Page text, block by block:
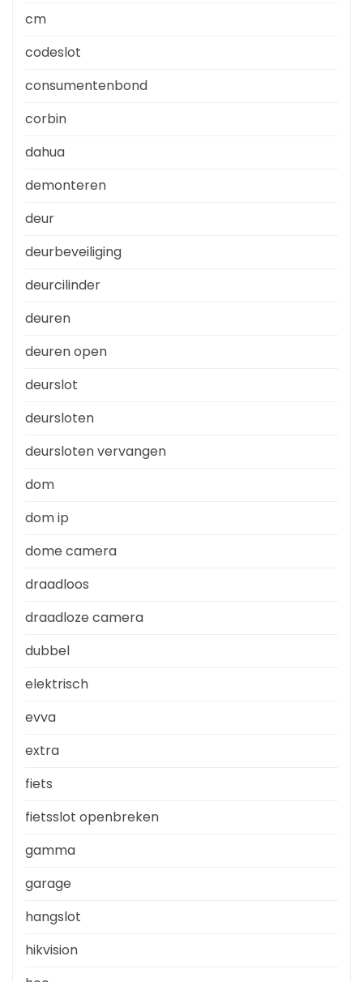
cm
codeslot
consumentenbond
corbin
dahua
demonteren
deur
deurbeveiliging
deurcilinder
deuren
deuren open
deurslot
deursloten
deursloten vervangen
dom
dom ip
dome camera
draadloos
draadloze camera
dubbel
elektrisch
evva
extra
fiets
fietsslot openbreken
gamma
garage
hangslot
hikvision